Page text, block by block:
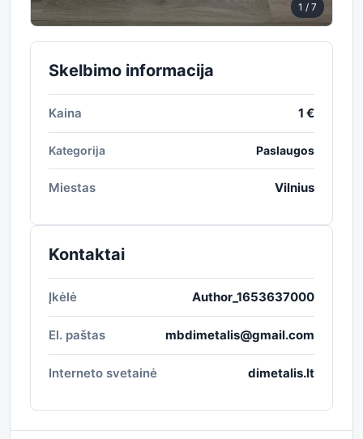
1 / 7
Skelbimo informacija
Kaina 1 €
Kategorija Paslaugos
Miestas Vilnius
Kontaktai
Įkėlė Author_1653637000
El. paštas mbdimetalis@gmail.com
Interneto svetainė dimetalis.lt